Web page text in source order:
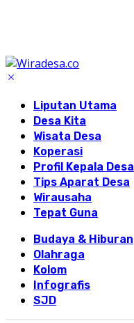
Liputan Utama
Desa Kita
Wisata Desa
Koperasi
Profil Kepala Desa
Tips Aparat Desa
Wirausaha
Tepat Guna
Budaya & Hiburan
Olahraga
Kolom
Infografis
SJD